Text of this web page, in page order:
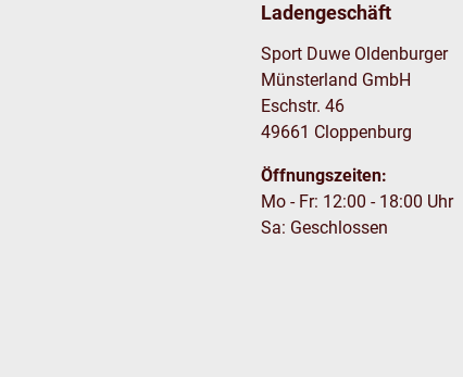
Ladengeschäft
Sport Duwe Oldenburger
Münsterland GmbH
Eschstr. 46
49661 Cloppenburg
Öffnungszeiten:
Mo - Fr: 12:00 - 18:00 Uhr
Sa: Geschlossen